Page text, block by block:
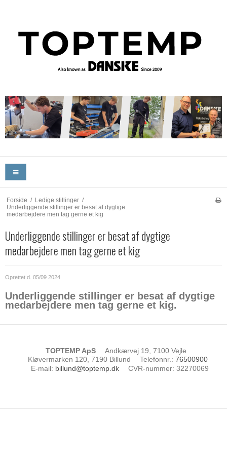
Forside / Ledige stillinger /
Underliggende stillinger er besat af dygtige
medarbejdere men tag gerne et kig
Underliggende stillinger er besat af dygtige
medarbejdere men tag gerne et kig
Oprettet d. 05/09 2024
Underliggende stillinger er besat af dygtige
medarbejdere men tag gerne et kig.
TOPTEMP ApS
Andkærvej 19, 7100 Vejle
Kløvermarken 120, 7190 Billund
Telefonnr.: 76500900
E-mail: billund@toptemp.dk CVR-nummer: 32270069